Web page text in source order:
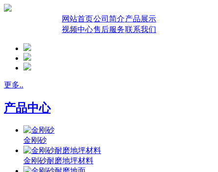
网站首页公司简介产品展示
视频中心售后服务联系我们
更多..
产品中心
金刚砂
金刚砂耐磨地坪材料